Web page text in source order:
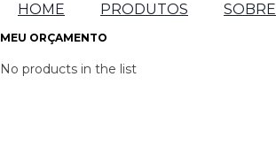
HOME PRODUTOS SOBRE
MEU ORÇAMENTO
No products in the list